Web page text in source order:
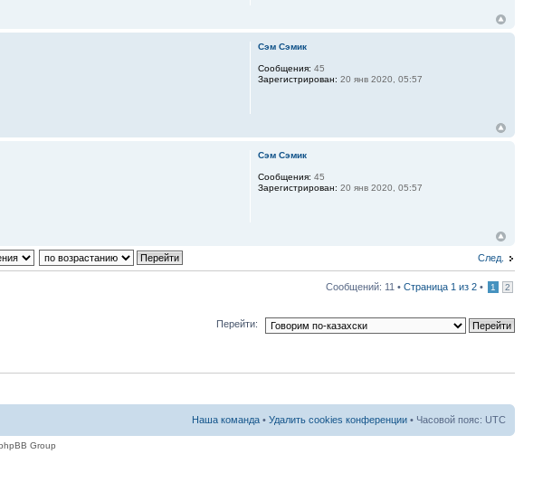
Сэм Сэмик
Сообщения: 45
Зарегистрирован: 20 янв 2020, 05:57
Сэм Сэмик
Сообщения: 45
Зарегистрирован: 20 янв 2020, 05:57
След.
Сообщений: 11 • Страница 1 из 2 • 1 2
Перейти:
Наша команда • Удалить cookies конференции • Часовой пояс: UTC
Group